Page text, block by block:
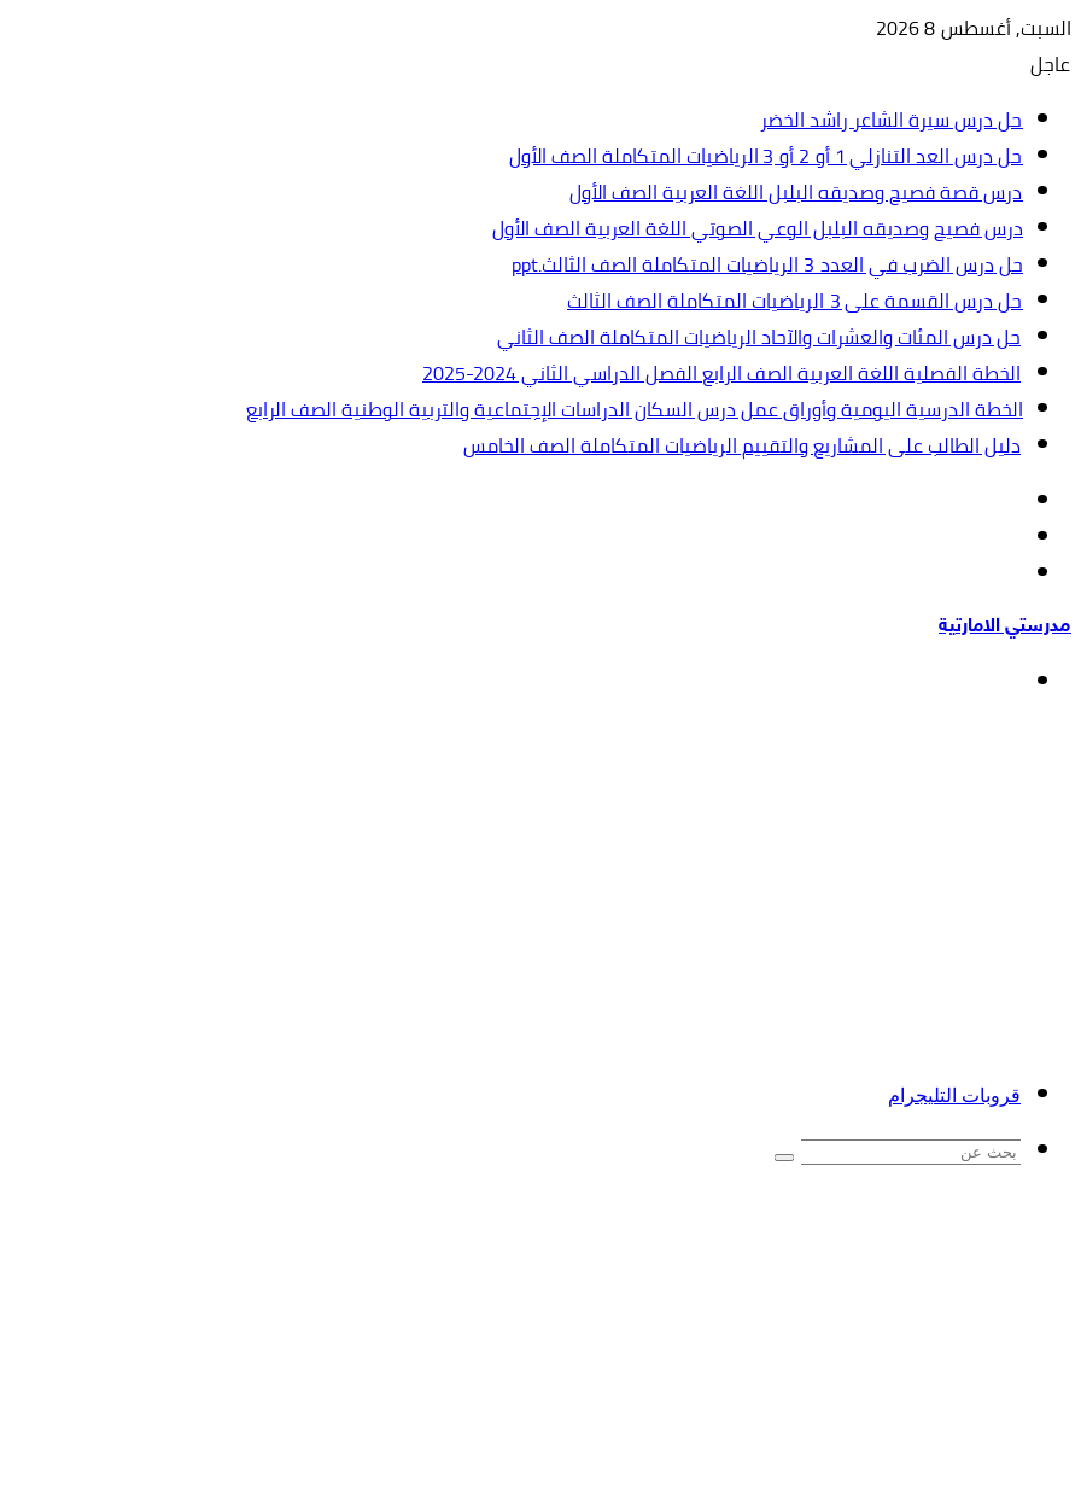
السبت, أغسطس 8 2026
عاجل
حل درس سيرة الشاعر راشد الخضر
حل درس العد التنازلي 1 أو 2 أو 3 الرياضيات المتكاملة الصف الأول
درس قصة فصيح وصديقه البلبل اللغة العربية الصف الأول
درس فصيح وصديقه البلبل الوعي الصوتي اللغة العربية الصف الأول
حل درس الضرب في العدد 3 الرياضيات المتكاملة الصف الثالث.ppt
حل درس القسمة على 3 الرياضيات المتكاملة الصف الثالث
حل درس المئات والعشرات والآحاد الرياضيات المتكاملة الصف الثاني
الخطة الفصلية اللغة العربية الصف الرابع الفصل الدراسي الثاني 2024-2025
الخطة الدرسية اليومية وأوراق عمل درس السكان الدراسات الإجتماعية والتربية الوطنية الصف الرابع
دليل الطالب على المشاريع والتقييم الرياضيات المتكاملة الصف الخامس
عمود
جانبي
مدرستي الامارتية
قروبات التليجرام
بحث